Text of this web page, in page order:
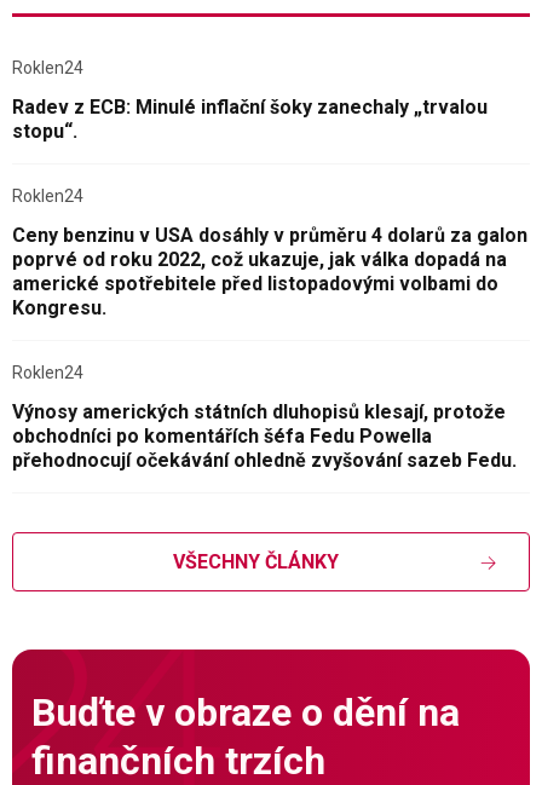
Roklen24
Radev z ECB: Minulé inflační šoky zanechaly „trvalou
stopu“.
Roklen24
Ceny benzinu v USA dosáhly v průměru 4 dolarů za galon
poprvé od roku 2022, což ukazuje, jak válka dopadá na
americké spotřebitele před listopadovými volbami do
Kongresu.
Roklen24
Výnosy amerických státních dluhopisů klesají, protože
obchodníci po komentářích šéfa Fedu Powella
přehodnocují očekávání ohledně zvyšování sazeb Fedu.
VŠECHNY ČLÁNKY
Buďte v obraze o dění na
finančních trzích